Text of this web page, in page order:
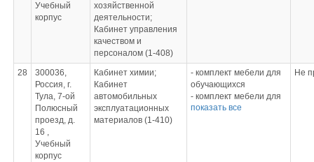
Учебный
корпус
хозяйственной
деятельности;
Кабинет управления
качеством и
персоналом (1-408)
28
300036,
Россия, г.
Тула, 7-ой
Полюсный
проезд, д.
16 ,
Учебный
корпус
Кабинет химии;
Кабинет
автомобильных
эксплуатационных
материалов (1-410)
- комплект мебели для
обучающихся
- комплект мебели для
преподавателя
показать все
Не